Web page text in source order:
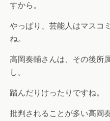
すから。
やっぱり、芸能人はマスコ
ね。
高岡奏輔さんは、その後所
し。
踏んだりけったりですね。
批判されることが多い高岡